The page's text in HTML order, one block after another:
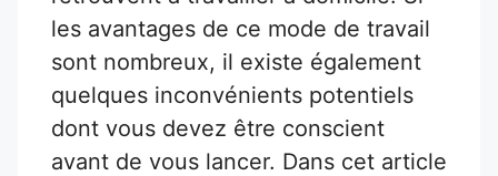
les avantages de ce mode de travail
sont nombreux, il existe également
quelques inconvénients potentiels
dont vous devez être conscient
avant de vous lancer. Dans cet article